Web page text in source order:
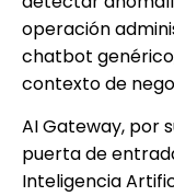
operación
chatbot
contexto de
AI Gateway, por
puerta de
Inteligencia